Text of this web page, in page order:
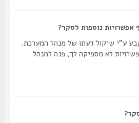
נוספות לסקר?
שיקול דעתו של מנהל המערכת.
לא מספיקה לך, פנה למנהל